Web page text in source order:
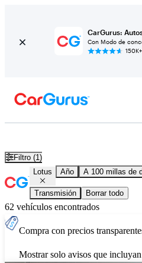
CarGurus:
Con Modo de
150K+
Filtro (1)
Lotus Año A 100 millas de
Transmisión Borrar todo
62 vehículos encontrados
Compra con precios
Mostrar solo avisos que